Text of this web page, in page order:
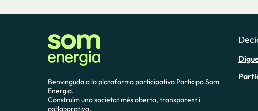
Benvinguda a la plataforma participativa Participa Som
Energia.
Construïm una societat més oberta, transparent i
col·laborativa.